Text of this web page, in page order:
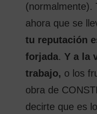
(normalmente).
ahora que se
tu reputación
forjada. Y a la
trabajo, o los
obra de
decirte que es